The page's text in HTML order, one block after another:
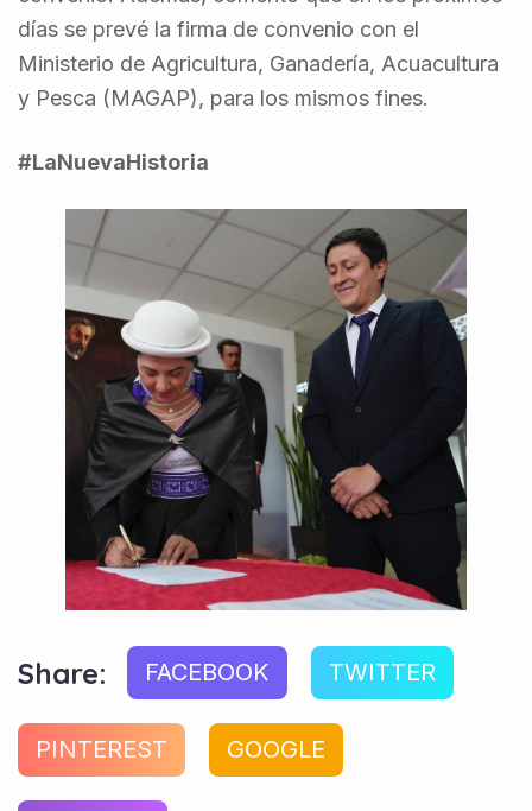
días se prevé la firma de convenio con el
Ministerio de Agricultura, Ganadería, Acuacultura
y Pesca (MAGAP), para los mismos fines.
#LaNuevaHistoria
Share: FACEBOOK TWITTER
PINTEREST GOOGLE